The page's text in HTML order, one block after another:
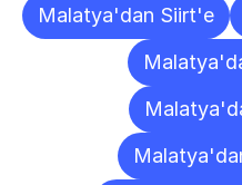
Malatya'dan Siirt'e